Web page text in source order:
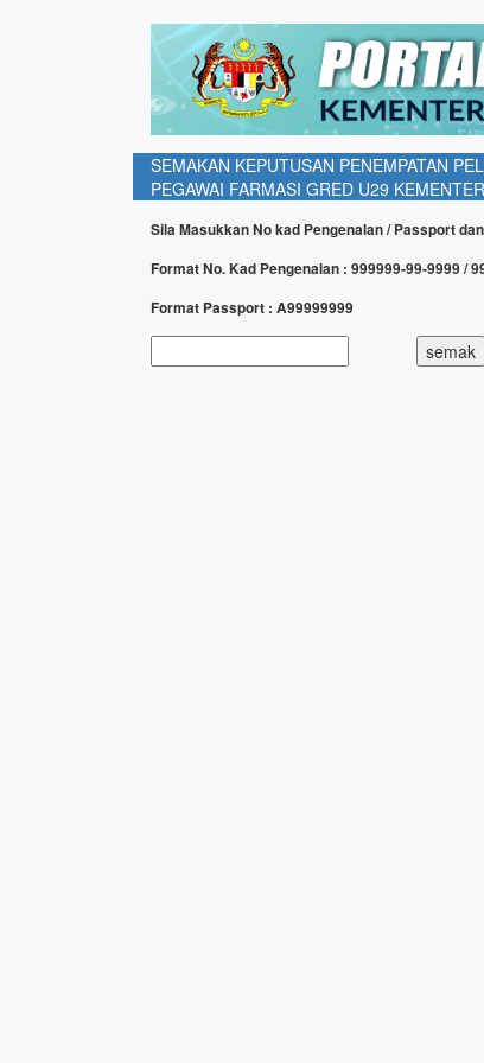
SEMAKAN KEPUTUSAN PENEMPATAN
PEGAWAI FARMASI GRED U29
Sila Masukkan No kad Pengenalan / Passport
Format No. Kad Pengenalan : 999999-99-9999 /
Format Passport : A99999999